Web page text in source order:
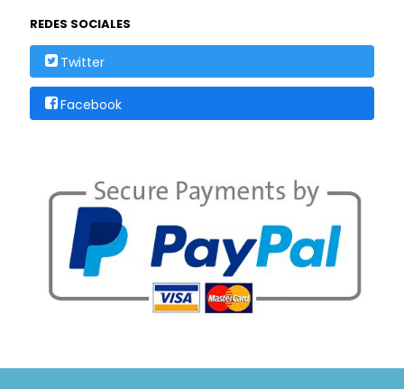
REDES SOCIALES
Twitter
Facebook